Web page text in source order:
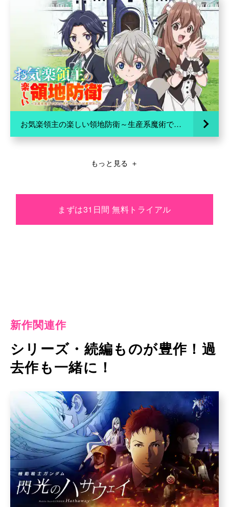
お気楽領主の楽しい領地防衛～生産系魔術で名もなき村を最強の城塞都市に～
もっと見る ＋
まずは31日間 無料トライアル
新作関連作
シリーズ・続編ものが豊作！過
去作も一緒に！